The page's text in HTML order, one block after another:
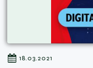
18.03.2021